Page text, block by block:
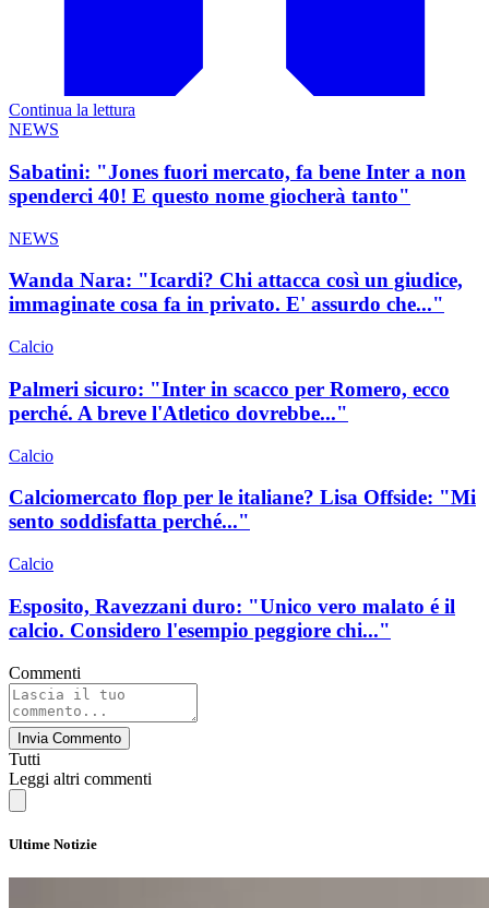
Continua la lettura
NEWS
Sabatini: "Jones fuori mercato, fa bene Inter a non
spenderci 40! E questo nome giocherà tanto"
NEWS
Wanda Nara: "Icardi? Chi attacca così un giudice,
immaginate cosa fa in privato. E' assurdo che..."
Calcio
Palmeri sicuro: "Inter in scacco per Romero, ecco
perché. A breve l'Atletico dovrebbe..."
Calcio
Calciomercato flop per le italiane? Lisa Offside: "Mi
sento soddisfatta perché..."
Calcio
Esposito, Ravezzani duro: "Unico vero malato é il
calcio. Considero l'esempio peggiore chi..."
Commenti
Invia Commento
Tutti
Leggi altri commenti
Ultime Notizie